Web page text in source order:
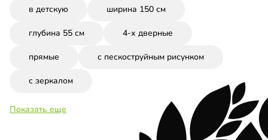
в детскую ширина 150 см
глубина 55 см 4-х дверные
прямые с пескоструйным рисунком
с зеркалом
Показать еще